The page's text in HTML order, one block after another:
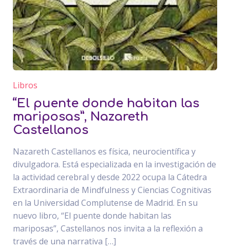
Libros
“El puente donde habitan las
mariposas”, Nazareth
Castellanos
Nazareth Castellanos es física, neurocientífica y
divulgadora. Está especializada en la investigación de
la actividad cerebral y desde 2022 ocupa la Cátedra
Extraordinaria de Mindfulness y Ciencias Cognitivas
en la Universidad Complutense de Madrid. En su
nuevo libro, “El puente donde habitan las
mariposas”, Castellanos nos invita a la reflexión a
través de una narrativa […]